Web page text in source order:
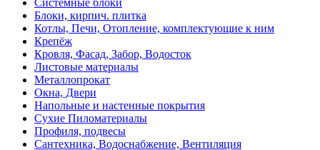
Системные блоки
Блоки, кирпич. плитка
Котлы, Печи, Отопление, комплектующие к ним
Крепёж
Кровля, Фасад, Забор, Водосток
Листовые материалы
Металлопрокат
Окна, Двери
Напольные и настенные покрытия
Сухие Пиломатериалы
Профиля, подвесы
Сантехника, Водоснабжение, Вентиляция